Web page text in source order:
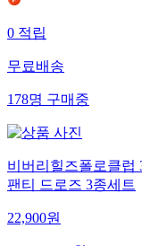
0적립
무료배송
178명구매중
비버리힐즈폴로클럽
팬티 드로즈 3종세트
22,900원